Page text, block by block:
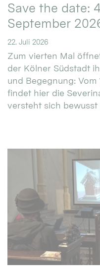
Save the date:
September
22. Juli 2026
Zum vierten Mal
der Kölner Südstadt
und Begegnung: Vom
findet hier die
versteht sich bewusst